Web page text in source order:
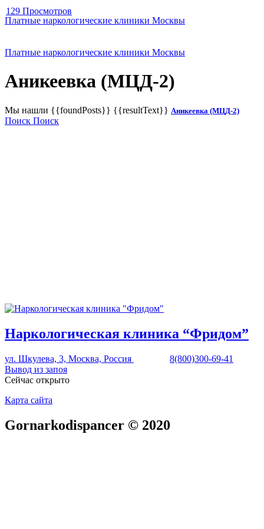
Платные наркологические клиники Москвы
Платные наркологические клиники Москвы
Аникеевка (МЦД-2)
Мы нашли {{foundPosts}} {{resultText}} Аникеевка (МЦД-2)
Поиск Поиск
129 Просмотров
Наркологическая клиника “Фридом”
ул. Шкулева, 3, Москва, Россия
8(800)300-69-41
Вывод из запоя
Сейчас открыто
Карта сайта
Gornarkodispancer © 2020